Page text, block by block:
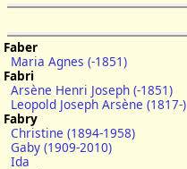
Faber
Maria Agnes (-1851)
Fabri
Arsène Henri Joseph (-1851)
Leopold Joseph Arsène (1817-)
Fabry
Christine (1894-1958)
Gaby (1909-2010)
Ida